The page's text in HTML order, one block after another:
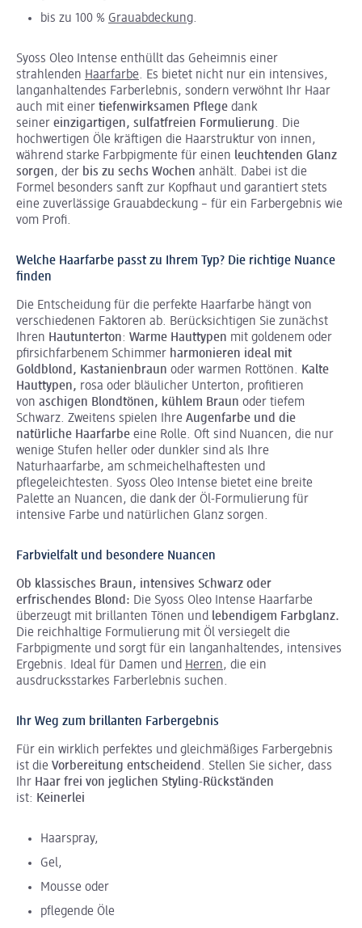
bis zu 100 % Grauabdeckung.
Syoss Oleo Intense enthüllt das Geheimnis einer
strahlenden Haarfarbe. Es bietet nicht nur ein intensives,
langanhaltendes Farberlebnis, sondern verwöhnt Ihr Haar
auch mit einer tiefenwirksamen Pflege dank
seiner einzigartigen, sulfatfreien Formulierung. Die
hochwertigen Öle kräftigen die Haarstruktur von innen,
während starke Farbpigmente für einen leuchtenden Glanz
sorgen, der bis zu sechs Wochen anhält. Dabei ist die
Formel besonders sanft zur Kopfhaut und garantiert stets
eine zuverlässige Grauabdeckung – für ein Farbergebnis wie
vom Profi.
Welche Haarfarbe passt zu Ihrem Typ? Die richtige Nuance
finden
Die Entscheidung für die perfekte Haarfarbe hängt von
verschiedenen Faktoren ab. Berücksichtigen Sie zunächst
Ihren Hautunterton: Warme Hauttypen mit goldenem oder
pfirsichfarbenem Schimmer harmonieren ideal mit
Goldblond, Kastanienbraun oder warmen Rottönen. Kalte
Hauttypen, rosa oder bläulicher Unterton, profitieren
von aschigen Blondtönen, kühlem Braun oder tiefem
Schwarz. Zweitens spielen Ihre Augenfarbe und die
natürliche Haarfarbe eine Rolle. Oft sind Nuancen, die nur
wenige Stufen heller oder dunkler sind als Ihre
Naturhaarfarbe, am schmeichelhaftesten und
pflegeleichtesten. Syoss Oleo Intense bietet eine breite
Palette an Nuancen, die dank der Öl-Formulierung für
intensive Farbe und natürlichen Glanz sorgen.
Farbvielfalt und besondere Nuancen
Ob klassisches Braun, intensives Schwarz oder
erfrischendes Blond: Die Syoss Oleo Intense Haarfarbe
überzeugt mit brillanten Tönen und lebendigem Farbglanz.
Die reichhaltige Formulierung mit Öl versiegelt die
Farbpigmente und sorgt für ein langanhaltendes, intensives
Ergebnis. Ideal für Damen und Herren, die ein
ausdrucksstarkes Farberlebnis suchen.
Ihr Weg zum brillanten Farbergebnis
Für ein wirklich perfektes und gleichmäßiges Farbergebnis
ist die Vorbereitung entscheidend . Stellen Sie sicher, dass
Ihr Haar frei von jeglichen Styling-Rückständen
ist: Keinerlei
Haarspray,
Gel,
Mousse oder
pflegende Öle